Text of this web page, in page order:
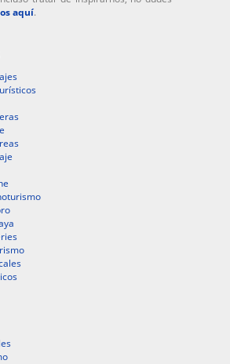
aquí.